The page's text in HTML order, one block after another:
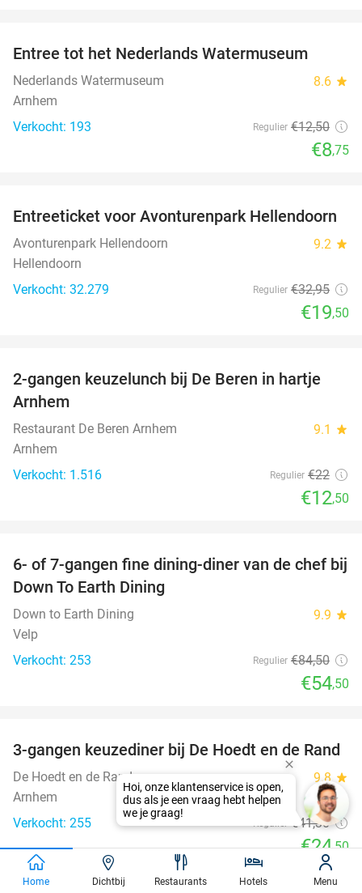
Entree tot het Nederlands Watermuseum
Nederlands Watermuseum 8.6 star
Arnhem
Verkocht: 193
Regulier €12,50
€8,75
41%
Entreeticket voor Avonturenpark Hellendoorn
Avonturenpark Hellendoorn 9.2 star
Hellendoorn
Verkocht: 32.279
Regulier €32,95
€19,50
43%
2-gangen keuzelunch bij De Beren in hartje
Arnhem
Restaurant De Beren Arnhem 9.1 star
Arnhem
Verkocht: 1.516
Regulier €22
€12,50
36%
6- of 7-gangen fine dining-diner van de chef bij
Down To Earth Dining
Down to Earth Dining 9.9 star
Velp
Verkocht: 253
Regulier €84,50
€54,50
41%
3-gangen keuzediner bij De Hoedt en de Rand
De Hoedt en de Rand 9.8 star
Arnhem
Verkocht: 255
€41,30
€24,50
favorite_border
Home Dichtbij Restaurants Hotels Menu